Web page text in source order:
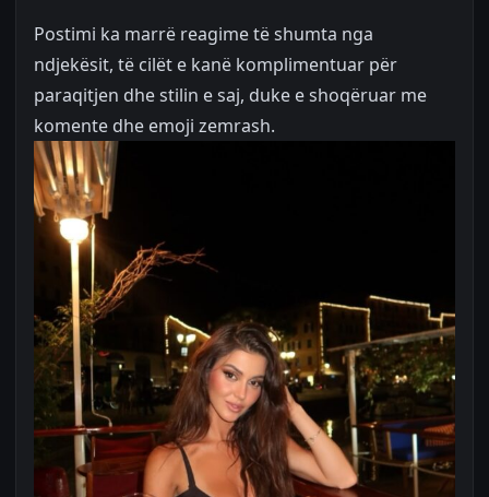
Postimi ka marrë reagime të shumta nga
ndjekësit, të cilët e kanë komplimentuar për
paraqitjen dhe stilin e saj, duke e shoqëruar me
komente dhe emoji zemrash.